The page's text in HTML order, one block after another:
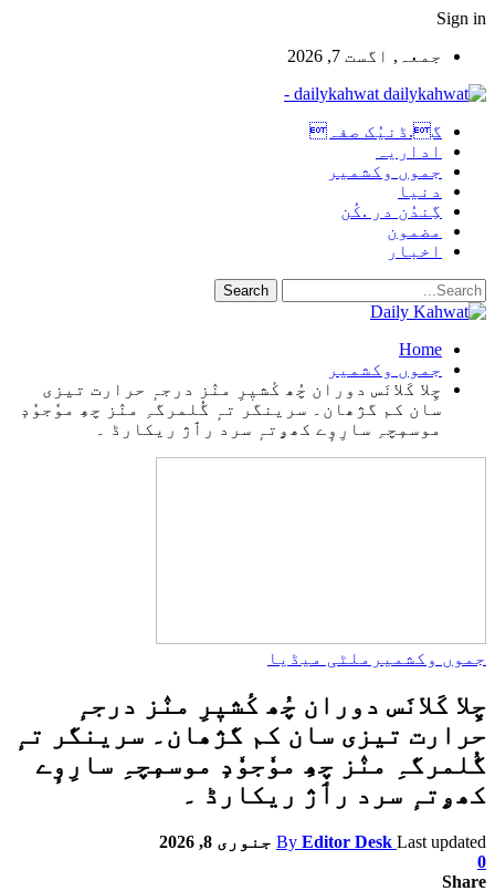
Sign in
جمعہ, اگست 7, 2026
dailykahwat -
گ.ڈنیُک صفہ
اداریہ
جموں وکشمیر
دنیا
گِندُن در .کُن
مضمون
اخبار
Home
جموں وکشمیر
چِلا کَلانَس دوران چُھ کٔشیٖرِ منٛز درجہٕ حرارت تیزی
سان کم گژھان۔ سرینگر تہٕ گُلمرگہِ منٛز چھِ موٗجوٗدٕ
موسمٕچہِ سارِوٕے کھۄتہٕ سرد رٲژ ریکارڈ ۔
جموں وکشمیر ملٹی میڈیا
چِلا کَلانَس دوران چُھ کٔشیٖرِ منٛز درجہٕ
حرارت تیزی سان کم گژھان۔ سرینگر تہٕ
گُلمرگہِ منٛز چھِ موٗجوٗدٕ موسمٕچہِ سارِوٕے
کھۄتہٕ سرد رٲژ ریکارڈ ۔
By Editor Desk Last updated
جنوری 8, 2026
0
Share